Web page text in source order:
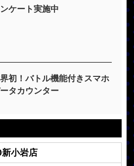
ケート実施中
初！バトル機能付きスマホ
タカウンター
小岩店